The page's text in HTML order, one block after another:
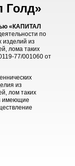
Голд»
«КАПИТАЛ
по
изделий из
лома таких
77/001060 от
из
лом таких
имеющие